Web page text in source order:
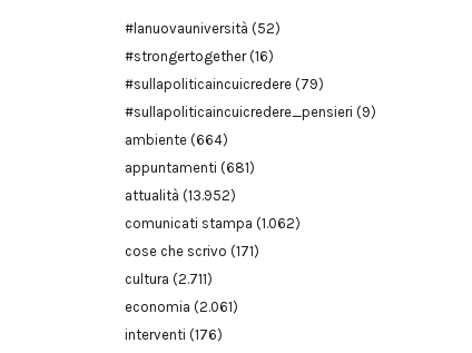
#lanuovauniversità (52)
#strongertogether(16)
#sullapoliticaincuicredere (79)
#sullapoliticaincuicredere_pensieri (9)
ambiente (664)
appuntamenti (681)
attualità (13.952)
comunicati stampa (1.062)
cose che scrivo (171)
cultura (2.711)
economia (2.061)
interventi (176)